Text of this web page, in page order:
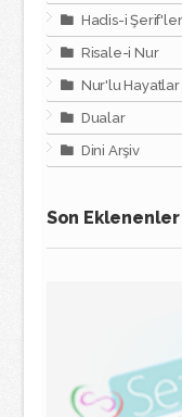
Hadis-i Şerif'ler
Risale-i Nur
Nur'lu Hayatlar
Dualar
Dini Arşiv
Son Eklenenler